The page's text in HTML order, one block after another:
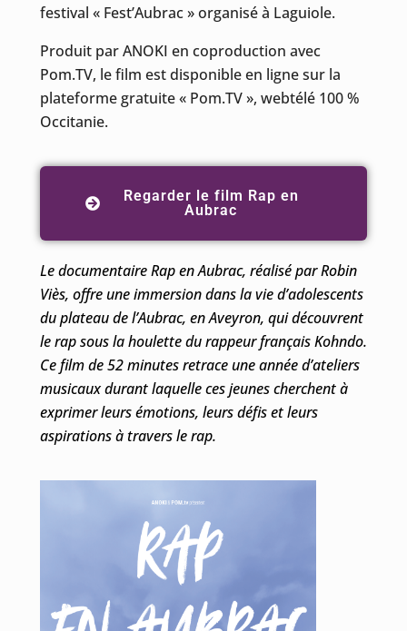
festival « Fest’Aubrac » organisé à Laguiole.
Produit par ANOKI en coproduction avec
Pom.TV, le film est disponible en ligne sur la
plateforme gratuite « Pom.TV », webtélé 100 %
Occitanie.
Regarder le film Rap en
Aubrac
Le documentaire Rap en Aubrac, réalisé par Robin
Viès, offre une immersion dans la vie d’adolescents
du plateau de l’Aubrac, en Aveyron, qui découvrent
le rap sous la houlette du rappeur français Kohndo.
Ce film de 52 minutes retrace une année d’ateliers
musicaux durant laquelle ces jeunes cherchent à
exprimer leurs émotions, leurs défis et leurs
aspirations à travers le rap.